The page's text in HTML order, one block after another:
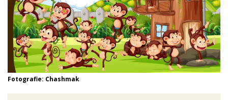
Fotografie: Chashmak